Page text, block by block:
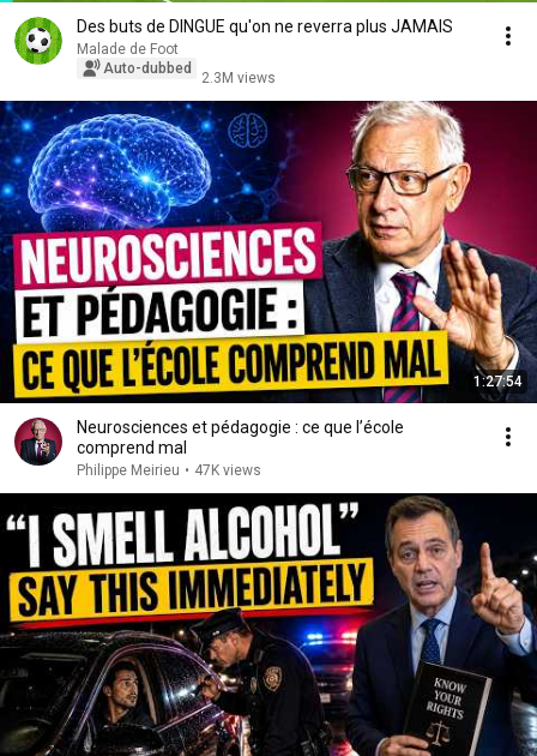
Des buts de DINGUE qu'on ne reverra plus JAMAIS
Malade de Foot
Auto-dubbed
2.3M views
1:27:54
Neurosciences et pédagogie : ce que l’école
comprend mal
Philippe Meirieu • 47K views